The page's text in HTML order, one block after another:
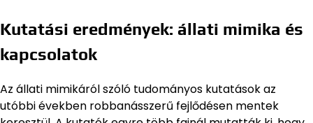
Kutatási eredmények: állati mimika és
kapcsolatok
Az állati mimikáról szóló tudományos kutatások az
utóbbi években robbanásszerű fejlődésen mentek